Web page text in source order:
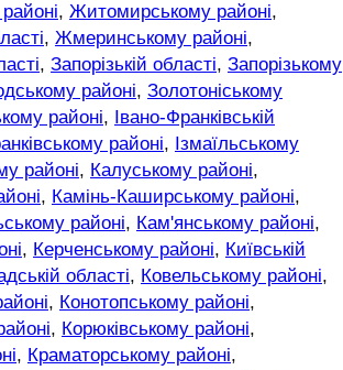
, Житомирському районі,
, Жмеринському районі,
, Запорізькій області, Запорізькому
районі, Золотоніському
районі,
Івано-Франківській
районі, Ізмаїльському
районі, Калуському районі,
, Камінь-Каширському районі,
районі, Кам'янському районі,
, Керченському районі, Київській
області, Ковельському районі,
, Конотопському районі,
, Корюківському районі,
, Краматорському районі,